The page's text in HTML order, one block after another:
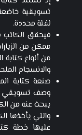
تسويقية
لفئة محددة.
فيحقق
ممكن من
من أنواع
والانسجام
صنعة كتابة
وصف تسويقي
يبحث عنه من
والتي يأخذها
عليها خطة